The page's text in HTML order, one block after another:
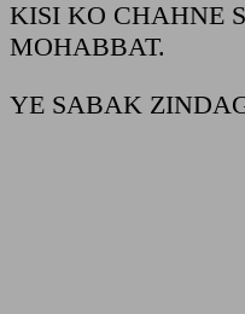
KISI KO CHAHNE
MOHABBAT.
YE SABAK